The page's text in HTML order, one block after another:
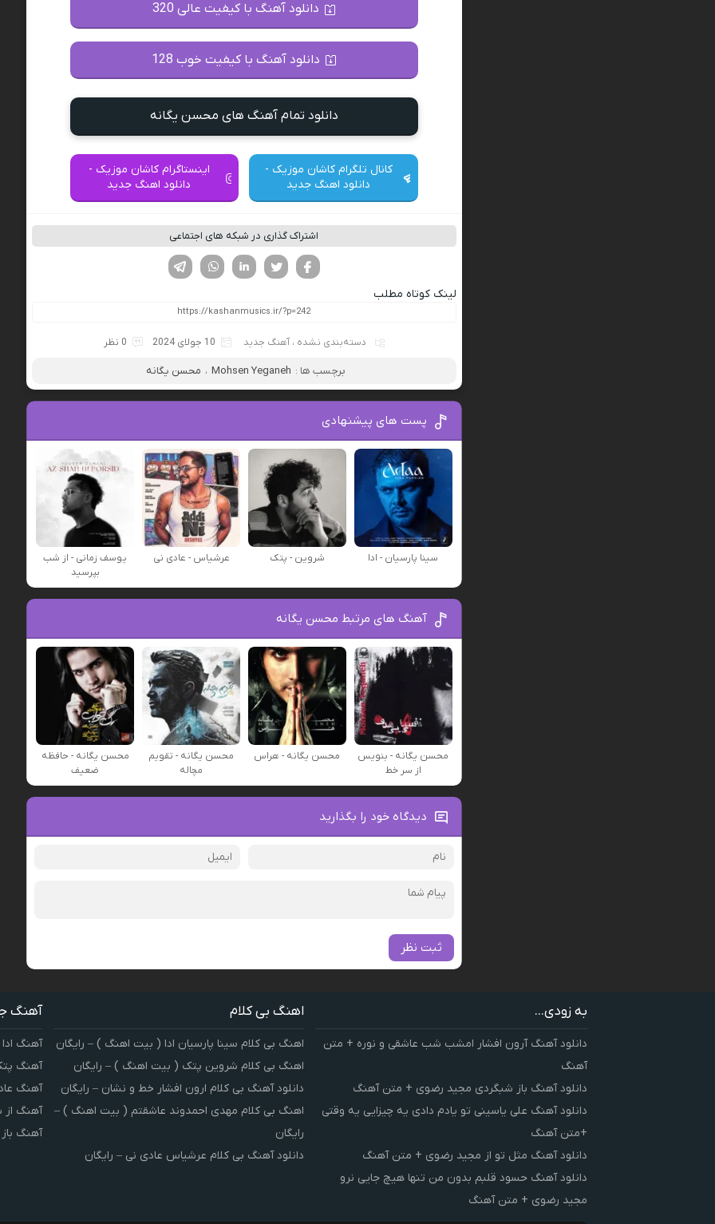
دانلود آهنگ با کیفیت عالی 320
دانلود آهنگ با کیفیت خوب 128
دانلود تمام آهنگ های محسن یگانه
کانال تلگرام کاشان موزیک -
دانلود اهنگ جدید
اینستاگرام کاشان موزیک -
دانلود اهنگ جدید
اشتراک گذاری در شبکه های اجتماعی
لینکدین تویتر
فیسوک
لینک کوتاه مطلب
دسته‌بندی نشده ، آهنگ جدید 10 جولای 2024 0 نظر
برچسب ها : Mohsen Yeganeh ، محسن یگانه
پست های پیشنهادی
سینا پارسیان - ادا شروین - پتک عرشیاس - عادی نی
یوسف زمانی - از شب
بپرسید
آهنگ های مرتبط محسن یگانه
محسن یگانه - بنویس
از سر خط
محسن یگانه - هراس
محسن یگانه - تقویم
مچاله
محسن یگانه - حافظه
ضعیف
دیدگاه خود را بگذارید
ثبت نظر
به زودی...
دانلود آهنگ آرون افشار امشب شب عاشقی و نوره + متن
آهنگ
دانلود آهنگ باز شبگردی مجید رضوی + متن آهنگ
دانلود آهنگ علی یاسینی تو یادم دادی یه چیزایی یه وقتی
+متن آهنگ
دانلود آهنگ مثل تو از مجید رضوی + متن آهنگ
دانلود آهنگ حسود قلبم بدون من تنها هیچ جایی نرو
مجید رضوی + متن آهنگ
اهنگ بی کلام
اهنگ بی کلام سینا پارسیان ادا ( بیت اهنگ ) – رایگان
اهنگ بی کلام شروین پتک ( بیت اهنگ ) – رایگان
دانلود آهنگ بی کلام ارون افشار خط و نشان – رایگان
اهنگ بی کلام مهدی احمدوند عاشقتم ( بیت اهنگ ) –
رایگان
دانلود آهنگ بی کلام عرشیاس عادی نی – رایگان
آهنگ
آهنگ
آهنگ
آهنگ
آهنگ
آهنگ